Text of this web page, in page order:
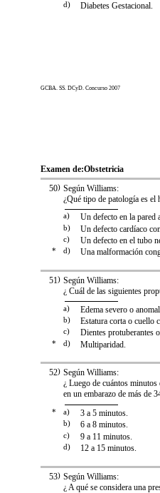
d) Diabetes Gestacional.
GCBA. SS. DCyD. Concurso 2007
Examen de:Obstetricia
)
50 Según Williams:
¿Qué tipo de patología es el
a) Un defecto en la pared
b) Un defecto cardíaco
c) Un defecto en el tubo
* d) Una malformación
)
51 Según Williams:
¿ Cuál de las siguientes
a) Edema severo o
b) Estatura corta o cuello
c) Dientes protuberantes
* d) Multiparidad.
)
52 Según Williams:
¿ Luego de cuántos
en un embarazo de más de
* a) 3 a 5 minutos.
b) 6 a 8 minutos.
c) 9 a 11 minutos.
d) 12 a 15 minutos.
)
53 Según Williams:
¿ A qué se considera una